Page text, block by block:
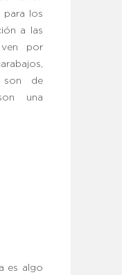
para los
a las
ven por
son de
una
es algo